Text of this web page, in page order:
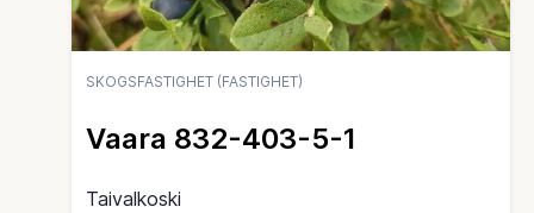
SKOGSFASTIGHET (FASTIGHET)
Vaara 832-403-5-1
Taivalkoski